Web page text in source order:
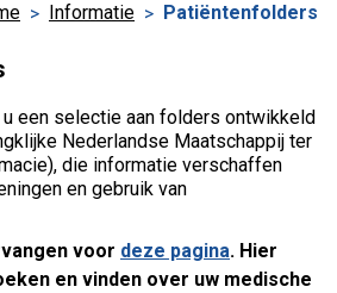
Informatie Patiëntenfolders
een selectie aan folders ontwikkeld
Nederlandse Maatschappij ter
die informatie verschaffen
en gebruik van
voor deze pagina. Hier
en vinden over uw medische